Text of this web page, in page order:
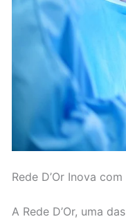
Rede D’Or Inova
A Rede D’Or, uma